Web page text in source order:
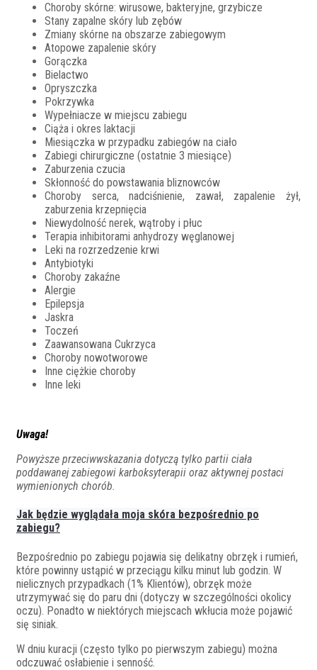
Choroby skórne: wirusowe, bakteryjne, grzybicze
Stany zapalne skóry lub zębów
Zmiany skórne na obszarze zabiegowym
Atopowe zapalenie skóry
Gorączka
Bielactwo
Opryszczka
Pokrzywka
Wypełniacze w miejscu zabiegu
Ciąża i okres laktacji
Miesiączka w przypadku zabiegów na ciało
Zabiegi chirurgiczne (ostatnie 3 miesiące)
Zaburzenia czucia
Skłonność do powstawania bliznowców
Choroby serca, nadciśnienie, zawał, zapalenie żył,
zaburzenia krzepnięcia
Niewydolność nerek, wątroby i płuc
Terapia inhibitorami anhydrozy węglanowej
Leki na rozrzedzenie krwi
Antybiotyki
Choroby zakaźne
Alergie
Epilepsja
Jaskra
Toczeń
Zaawansowana Cukrzyca
Choroby nowotworowe
Inne ciężkie choroby
Inne leki
Uwaga!
Powyższe przeciwwskazania dotyczą tylko partii ciała
poddawanej zabiegowi karboksyterapii oraz aktywnej postaci
wymienionych chorób.
Jak będzie wyglądała moja skóra bezpośrednio po
zabiegu?
Bezpośrednio po zabiegu pojawia się delikatny obrzęk i rumień,
które powinny ustąpić w przeciągu kilku minut lub godzin. W
nielicznych przypadkach (1% Klientów), obrzęk może
utrzymywać się do paru dni (dotyczy w szczególności okolicy
oczu). Ponadto w niektórych miejscach wkłucia może pojawić
się siniak.
W dniu kuracji (często tylko po pierwszym zabiegu) można
odczuwać osłabienie i senność.